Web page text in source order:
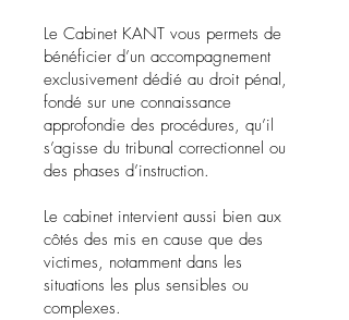
Le Cabinet KANT vous permets de
bénéficier d’un accompagnement
exclusivement dédié au droit pénal,
fondé sur une connaissance
approfondie des procédures, qu’il
s’agisse du tribunal correctionnel ou
des phases d’instruction.
Le cabinet intervient aussi bien aux
côtés des mis en cause que des
victimes, notamment dans les
situations les plus sensibles ou
complexes.